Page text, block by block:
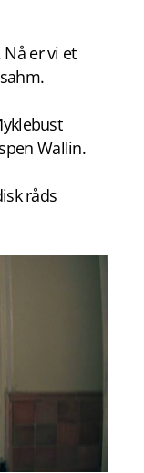
er vi et
Wallin.
råds